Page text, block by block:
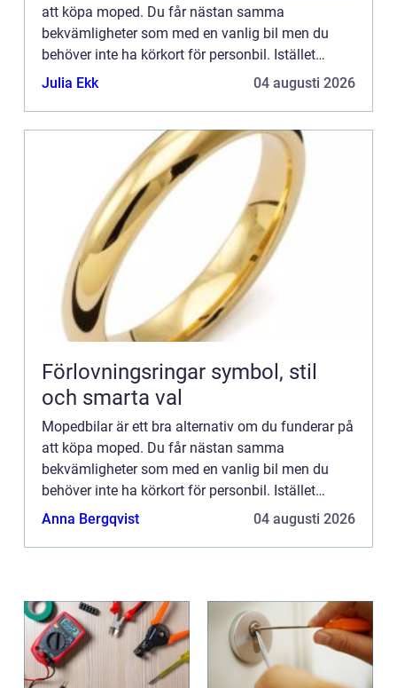
att köpa moped. Du får nästan samma
bekvämligheter som med en vanlig bil men du
behöver inte ha körkort för personbil. Istället
räcker det med AM-körkort. Då allt fler upptäcker
Julia Ekk 04 augusti 2026
Förlovningsringar symbol, stil
och smarta val
Mopedbilar är ett bra alternativ om du funderar på
att köpa moped. Du får nästan samma
bekvämligheter som med en vanlig bil men du
behöver inte ha körkort för personbil. Istället
räcker det med AM-körkort. Då allt fler upptäcker
Anna Bergqvist 04 augusti 2026